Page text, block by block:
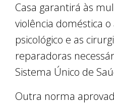
Casa garantirá às
violência doméstica
psicológico e as
reparadoras
Sistema Único de
Outra norma